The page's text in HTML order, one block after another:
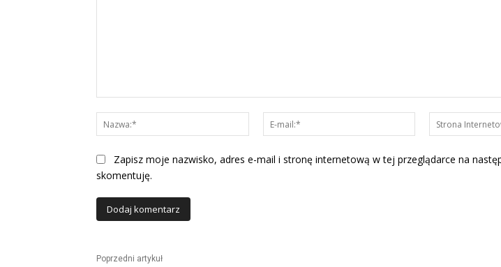
Nazwa:*
mail:*
Zapisz moje nazwisko, adres e-mail i stronę internetową w tej przeglądarce na
skomentuję.
Poprzedni artykuł